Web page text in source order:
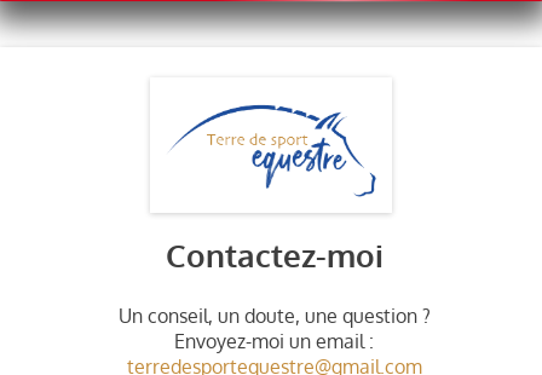
Contactez-moi
Un conseil, un doute, une question ?
Envoyez-moi un email :
terredesportequestre@gmail.com